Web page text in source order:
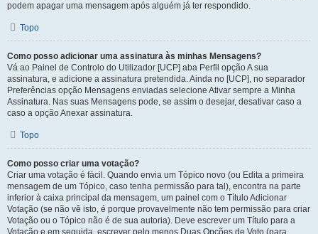
podem apagar uma mensagem após alguém já ter respondido.
Topo
Como posso adicionar uma assinatura às minhas Mensagens?
Vá ao Painel de Controlo do Utilizador [UCP] aba Perfil opção A sua
assinatura, e adicione a assinatura pretendida. Ainda no [UCP], no separador
Preferências opção Mensagens enviadas selecione Ativar sempre a Minha
Assinatura. Nas suas Mensagens pode, se assim o desejar, desativar caso a
caso a opção Anexar assinatura.
Topo
Como posso criar uma votação?
Criar uma votação é fácil. Quando envia um Tópico novo (ou Edita a primeira
mensagem de um Tópico, caso tenha permissão para tal), encontra na parte
inferior à caixa principal da mensagem, um painel com o Título Adicionar
Votação (se não vê isto, é porque provavelmente não tem permissão para criar
Votação ou o Tópico não é de sua autoria). Deve escrever um Título para a
Votação e em seguida, escrever pelo menos Duas Opções de Voto (para